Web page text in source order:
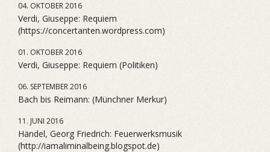
04. OKTOBER 2016
Verdi, Giuseppe: Requiem
(https://concertanten.wordpress.com)
01. OKTOBER 2016
Verdi, Giuseppe: Requiem (Politiken)
06. SEPTEMBER 2016
Bach bis Reimann: (Münchner Merkur)
11. JUNI 2016
Händel, Georg Friedrich: Feuerwerksmusik
(http://iamaliminalbeing.blogspot.de)